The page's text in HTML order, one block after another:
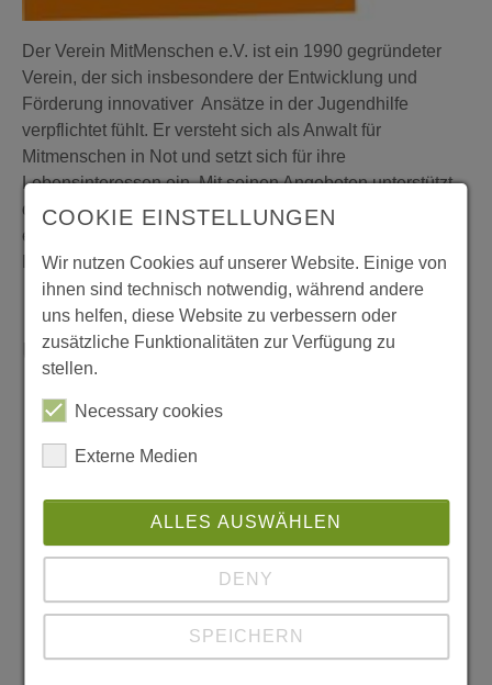
Der Verein MitMenschen e.V. ist ein 1990 gegründeter
Verein, der sich insbesondere der Entwicklung und
Förderung innovativer Ansätze in der Jugendhilfe
verpflichtet fühlt. Er versteht sich als Anwalt für
Mitmenschen in Not und setzt sich für ihre
Lebensinteressen ein. Mit seinen Angeboten unterstützt
der MitMenschen e.V. Menschen jeden Alters. Dies
ermöglicht er insbesondere durch professionelle
Dienstleistungen der Sozialen Arbeit.
Unsere Ziele
politische und fachkompetente Lobby zu schaffen
Maßnahmen zum Schutz und zur Förderung von
Kindern und Jugendlichen in Not zu unterstützen,
Maßnahmen der präventiven Kinder- und
Jugendarbeit zu unterstützen, einzuleiten oder zu
Maßnahmen der Fort- und Weiterbildung und
fachlichen Beratung
COOKIE EINSTELLUNGEN
Wir nutzen Cookies auf unserer Website. Einige von
ihnen sind technisch notwendig, während andere
uns helfen, diese Website zu verbessern oder
zusätzliche Funktionalitäten zur Verfügung zu
stellen.
Necessary cookies
Externe Medien
ALLES AUSWÄHLEN
DENY
SPEICHERN